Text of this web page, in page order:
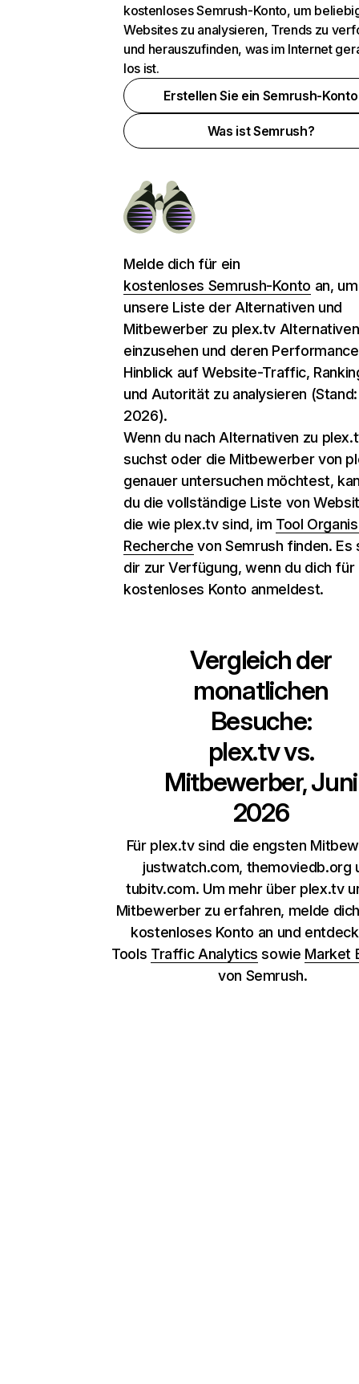
kostenloses Semrush-Konto, um
Websites zu analysieren, Trends zu
und herauszufinden, was im Internet
los ist.
Erstellen Sie ein Semrush-Konto
Was ist Semrush?
Melde dich für ein
kostenloses Semrush-Konto an, um
unsere Liste der Alternativen und
Mitbewerber zu plex.tv Alternativen
einzusehen und deren
Hinblick auf Website-Traffic,
und Autorität zu analysieren
2026).
Wenn du nach Alternativen zu
suchst oder die Mitbewerber von
genauer untersuchen möchtest,
du die vollständige Liste von
die wie plex.tv sind, im Tool
Recherche von Semrush finden. Es
dir zur Verfügung, wenn du dich für
kostenloses Konto anmeldest.
Vergleich der
monatlichen
Besuche:
plex.tvvs.
Mitbewerber, Juni
2026
Für plex.tv sind die engsten
justwatch.com, themoviedb.org
tubitv.com. Um mehr über plex.tv
Mitbewerber zu erfahren, melde
kostenloses Konto an und
Tools Traffic Analytics sowie Market
von Semrush.